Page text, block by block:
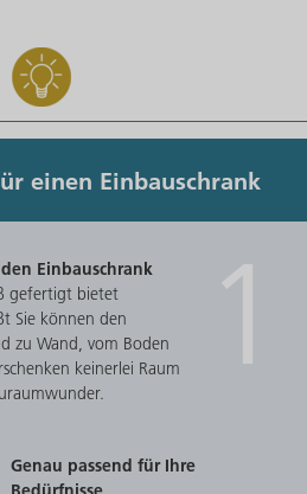
einen Einbauschrank
1
Einbauschrank
gefertigt bietet
Sie können den
zu Wand, vom Boden
keinerlei Raum
Genau passend für Ihre